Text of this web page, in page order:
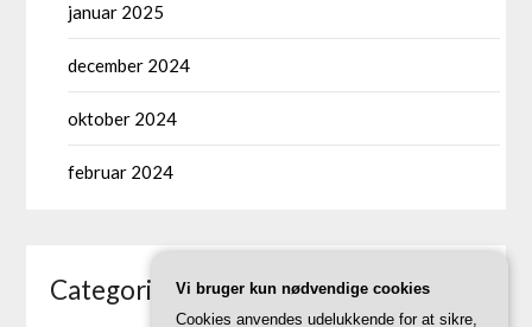
januar 2025
december 2024
oktober 2024
februar 2024
CategoriesVi bruger kun nødvendige cookies
Cookies anvendes udelukkende for at sikre,